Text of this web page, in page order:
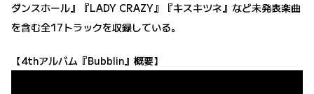
ダンスホール』『LADY CRAZY』『キスキツネ』など未発表楽曲
を含む全17トラックを収録している。
【4thアルバム『Bubblin』概要】